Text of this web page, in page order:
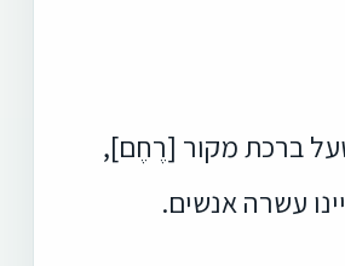
ברכת מקור [רֶחֶם],
עשרה אנשים.